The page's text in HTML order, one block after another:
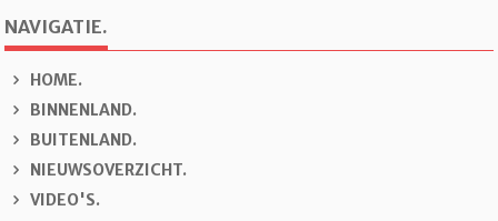
NAVIGATIE.
H OME.
B INNENLAND.
BU ITENLAND.
N
IEUWSOVERZICHT.
VIDEO'S.